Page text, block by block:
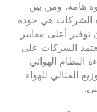
هامة. ومن بين
الشركات هي جودة
أعلى معايير
الشركات على
النظام الهوائي
المثالي للهواء